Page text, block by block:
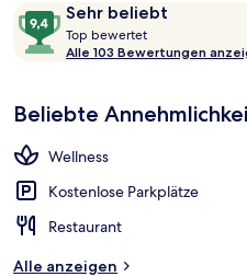
148 €.
Bewertungen
Sehr beliebt
9,4
von
10,
beliebt
Top bewertet
o
b
r
Alle 103 Bewertungen
Beliebte
Wellness
Kostenlose Parkplätze
Restaurant
Alle anzeigen